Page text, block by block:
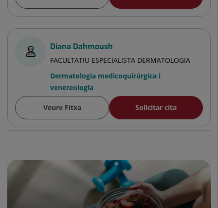
Diana Dahmoush
FACULTATIU ESPECIALISTA DERMATOLOGIA
Dermatologia medicoquirúrgica i
venereologia
Veure Fitxa Solicitar cita